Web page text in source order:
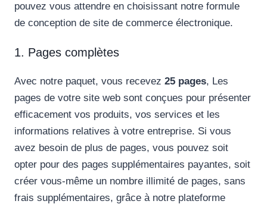
pouvez vous attendre en choisissant notre formule
de conception de site de commerce électronique.
1. Pages complètes
Avec notre paquet, vous recevez 25 pages, Les
pages de votre site web sont conçues pour présenter
efficacement vos produits, vos services et les
informations relatives à votre entreprise. Si vous
avez besoin de plus de pages, vous pouvez soit
opter pour des pages supplémentaires payantes, soit
créer vous-même un nombre illimité de pages, sans
frais supplémentaires, grâce à notre plateforme